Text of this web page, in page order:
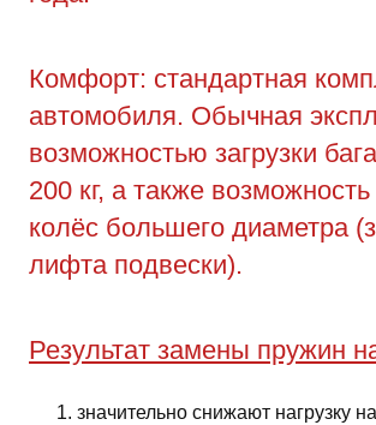
Комфорт: стандартная
автомобиля. Обычная
возможностью загрузки
200 кг, а также возможность
колёс большего диаметра
лифта подвески).
Результат замены пружин
значительно снижают нагрузку на